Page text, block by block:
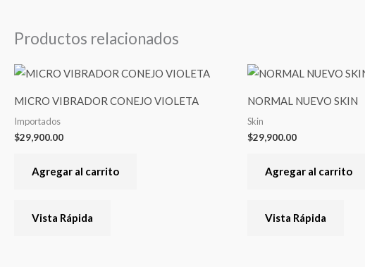
Productos relacionados
MICRO VIBRADOR CONEJO VIOLETA
Importados
$29,900.00
Agregar al carrito
Vista Rápida
NORMAL NUEVO SKIN
Skin
$29,900.00
Agregar al carrito
Vista Rápida